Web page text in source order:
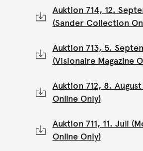
Auktion 714, 12.
(Sander Collection
Auktion 713, 5.
(Visionaire Magazine
Auktion 712, 8.
Online Only)
Auktion 711, 11. Juli
Online Only)